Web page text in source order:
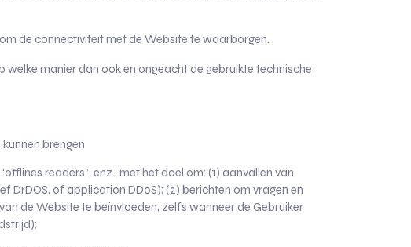
de connectiviteit met de Website te waarborgen.
manier dan ook en ongeacht de gebruikte technische
brengen
readers”, enz., met het doel om: (1) aanvallen van
DrDOS, of application DDoS); (2) berichten om vragen en
de Website te beïnvloeden, zelfs wanneer de Gebruiker